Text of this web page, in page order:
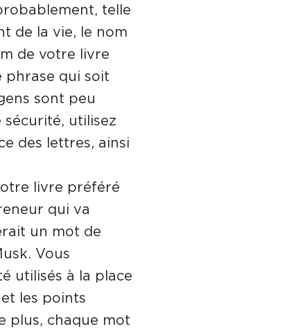
telle
de la vie, le nom
de votre livre
phrase qui soit
sont peu
utilisez
des lettres, ainsi
livre préféré
qui va
un mot de
Vous
utilisés à la place
les points
plus, chaque mot